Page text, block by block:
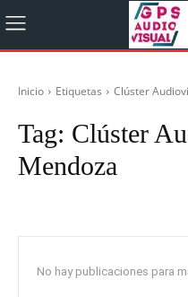
Inicio Etiquetas Clúster
Tag: Clúster
Mendoza
No hay publicaciones para